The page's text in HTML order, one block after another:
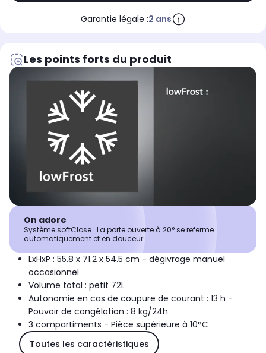
Garantie légale :2 ans
Les points forts du produit
On adore
Système softClose : La porte ouverte à 20° se referme
automatiquement et en douceur.
LxHxP : 55.8 x 71.2 x 54.5 cm - dégivrage manuel
occasionnel
Volume total : petit 72L
Autonomie en cas de coupure de courant : 13 h -
Pouvoir de congélation : 8 kg/24h
3 compartiments - Pièce supérieure à 10°C
Toutes les caractéristiques